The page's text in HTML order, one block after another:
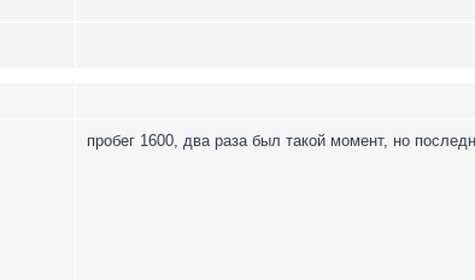
пробег 1600, два раза был такой момент, но